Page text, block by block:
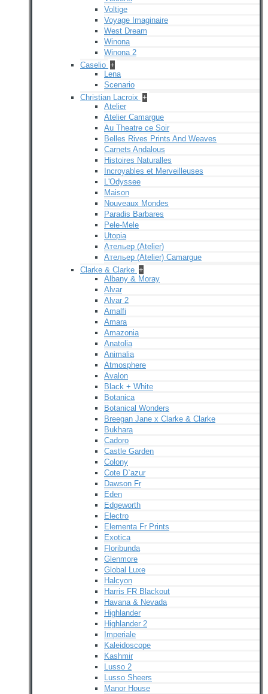
Voltige
Voyage Imaginaire
West Dream
Winona
Winona 2
Caselio +
Lena
Scenario
Christian Lacroix +
Atelier
Atelier Camargue
Au Theatre ce Soir
Belles Rives Prints And Weaves
Carnets Andalous
Histoires Naturalles
Incroyables et Merveilleuses
L'Odyssee
Maison
Nouveaux Mondes
Paradis Barbares
Pele-Mele
Utopia
Ательер (Atelier)
Ательер (Atelier) Camargue
Clarke & Clarke +
Albany & Moray
Alvar
Alvar 2
Amalfi
Amara
Amazonia
Anatolia
Animalia
Atmosphere
Avalon
Black + White
Botanica
Botanical Wonders
Breegan Jane x Clarke & Clarke
Bukhara
Cadoro
Castle Garden
Colony
Cote D`azur
Dawson Fr
Eden
Edgeworth
Electro
Elementa Fr Prints
Exotica
Floribunda
Glenmore
Global Luxe
Halcyon
Harris FR Blackout
Havana & Nevada
Highlander
Highlander 2
Imperiale
Kaleidoscope
Kashmir
Lusso 2
Lusso Sheers
Manor House